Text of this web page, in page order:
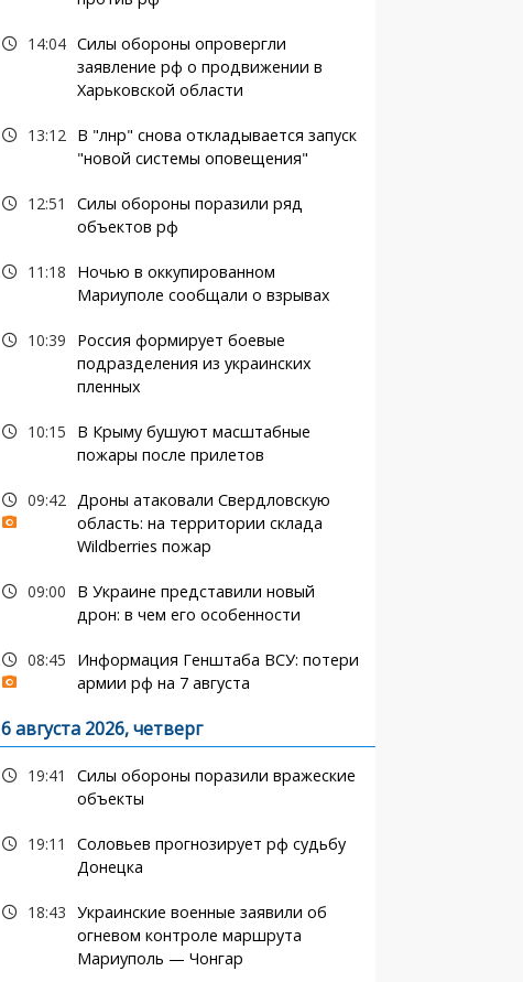
14:04 Силы обороны опровергли
заявление рф о продвижении в
Харьковской области
13:12
В "лнр" снова откладывается запуск
"новой системы оповещения"
12:51
Силы обороны поразили ряд
объектов рф
11:18
Ночью в оккупированном
Мариуполе сообщали о взрывах
10:39
Россия формирует боевые
подразделения из украинских
пленных
10:15
В Крыму бушуют масштабные
пожары после прилетов
09:42 Дроны атаковали Свердловскую
область: на территории склада
Wildberries пожар
09:00
В Украине представили новый
дрон: в чем его особенности
08:45
Информация Генштаба ВСУ: потери
армии рф на 7 августа
6 августа 2026, четверг
19:41
Силы обороны поразили вражеские
объекты
19:11
Соловьев прогнозирует рф судьбу
Донецка
18:43 Украинские военные заявили об
огневом контроле маршрута
Мариуполь — Чонгар